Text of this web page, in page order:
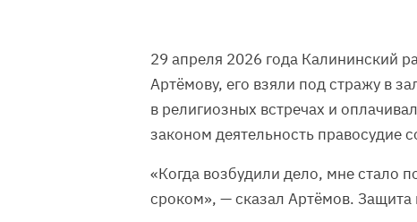
29 апреля 2026 года Калининский
Артёмову, его взяли под стражу в
в религиозных встречах и
законом деятельность правосудие
«Когда возбудили дело, мне стало
сроком», — сказал Артёмов.